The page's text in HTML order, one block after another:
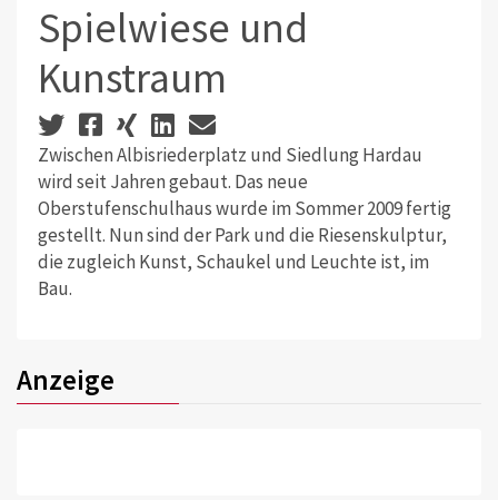
Spielwiese und
Kunstraum
Zwischen Albisriederplatz und Siedlung Hardau
wird seit Jahren gebaut. Das neue
Oberstufenschulhaus wurde im Sommer 2009 fertig
gestellt. Nun sind der Park und die Riesenskulptur,
die zugleich Kunst, Schaukel und Leuchte ist, im
Bau.
Anzeige